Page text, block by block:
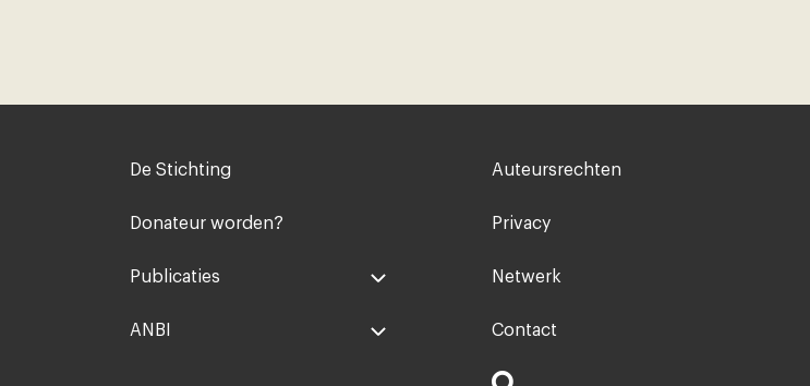
Voet
De Stichting
Donateur worden?
Publicaties
ANBI
Voet
Auteursrechten
Privacy
Netwerk
Contact